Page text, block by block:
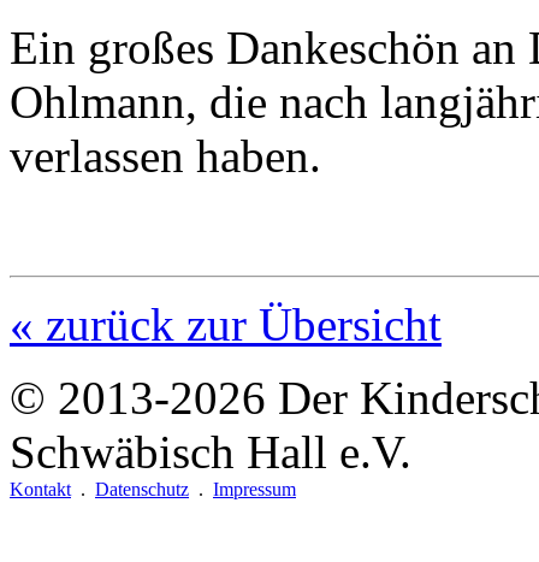
Ein großes Dankeschön
Ohlmann, die nach
verlassen haben.
« zurück zur Übersicht
© 2013-2026 Der
Schwäbisch Hall e.V.
Kontakt . Datenschutz . Impressum